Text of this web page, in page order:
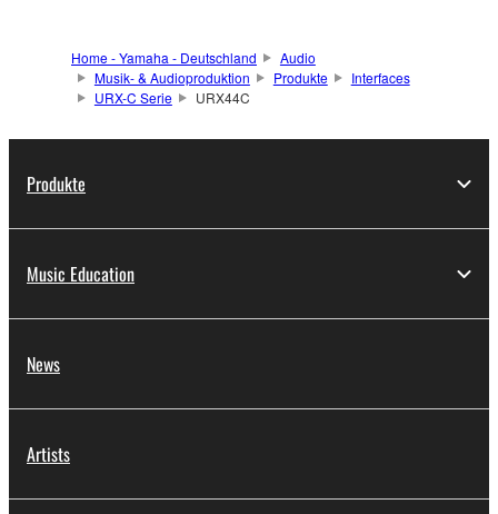
Home - Yamaha - Deutschland
Audio
Musik- & Audioproduktion
Produkte
Interfaces
URX-C Serie
URX44C
Produkte
Music Education
News
Artists